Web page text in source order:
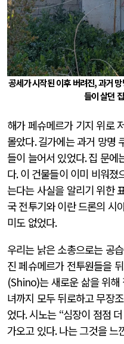
공세가 시작된 이후 버려진,과거
들이 살던 집
해가 페슈메르가 기지 위로
몰았다.길가에는 과거 망명
들이 늘어서 있었다.집 문에
다.이 건물들이 이미 비워졌
는다는 사실을 알리기 위한
국 전투기와 이란 드론의 시
미도 없었다.
우리는 낡은 소총으로는 공
진 페슈메르가 전투원들을
(Shino)는 새로운 삶을 위해
녀까지 모두 뒤로하고 무장
었다.시노는 “심장이 점점
가오고 있다.나는 그것을 느